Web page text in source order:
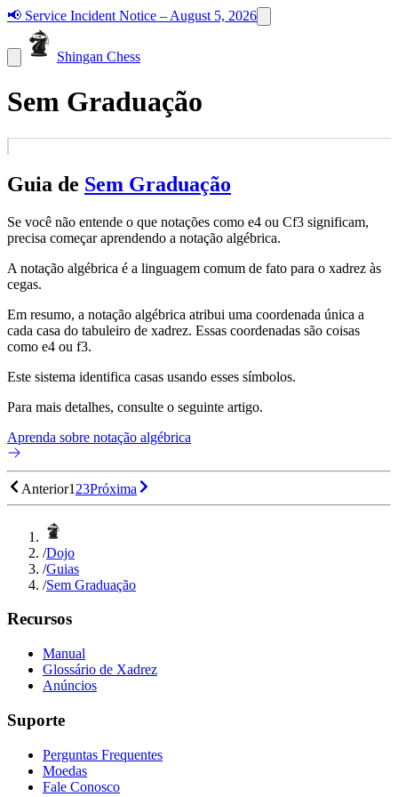
📢 Service Incident Notice – August 5, 2026
Shingan Chess
Sem Graduação
Guia de Sem Graduação
Se você não entende o que notações como e4 ou Cf3 significam,
precisa começar aprendendo a notação algébrica.
A notação algébrica é a linguagem comum de fato para o xadrez às
cegas.
Em resumo, a notação algébrica atribui uma coordenada única a
cada casa do tabuleiro de xadrez. Essas coordenadas são coisas
como e4 ou f3.
Este sistema identifica casas usando esses símbolos.
Para mais detalhes, consulte o seguinte artigo.
Aprenda sobre notação algébrica
Anterior1 23Próxima
/Dojo
/Guias
/Sem Graduação
Recursos
Manual
Glossário de Xadrez
Anúncios
Suporte
Perguntas Frequentes
Moedas
Fale Conosco